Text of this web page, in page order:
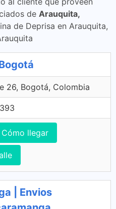
de Arauquita,
de Deprisa en Arauquita,
26, Bogotá, Colombia
Cómo llegar
| Envios